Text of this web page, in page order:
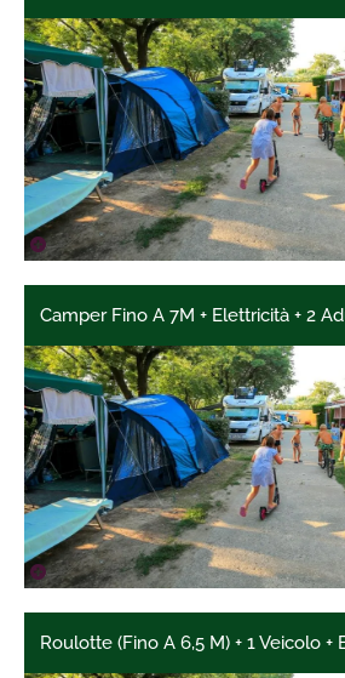
Camper Fino A 7M + Elettricità + 2
Roulotte (Fino A 6,5 M) + 1 Veicolo +